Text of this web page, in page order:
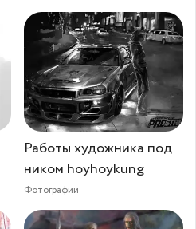
Работы художника под
ником hoyhoykung
Фотографии